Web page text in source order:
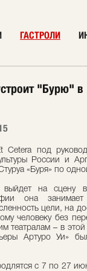
ГАСТРОЛИ
"Бурю" в
Cetera под
России и
«Буря» по
выйдет на
она
цели, на
человеку без
театралам – в
Артуро Уи»
с 7 по 27